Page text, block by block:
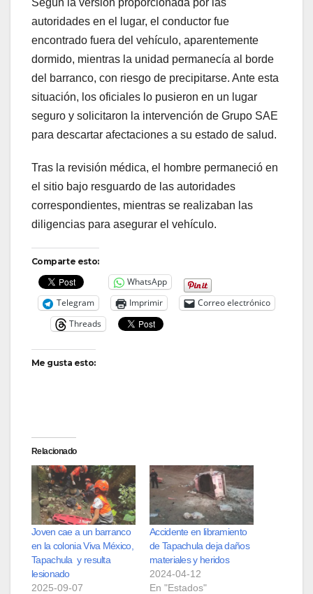
autoridades en el lugar, el conductor fue
encontrado fuera del vehículo, aparentemente
dormido, mientras la unidad permanecía al borde
del barranco, con riesgo de precipitarse. Ante esta
situación, los oficiales lo pusieron en un lugar
seguro y solicitaron la intervención de Grupo SAE
para descartar afectaciones a su estado de salud.
Tras la revisión médica, el hombre permaneció en
el sitio bajo resguardo de las autoridades
correspondientes, mientras se realizaban las
diligencias para asegurar el vehículo.
Comparte esto:
WhatsApp
Telegram
Imprimir
Correo electrónico
Threads
Me gusta esto:
Relacionado
Joven cae a un barranco
en la colonia Viva México,
Tapachula y resulta
lesionado
2025-09-07
Accidente en libramiento
de Tapachula deja daños
materiales y heridos
2024-04-12
En "Estados"